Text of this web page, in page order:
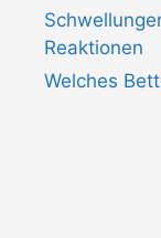
Reaktionen
Welches